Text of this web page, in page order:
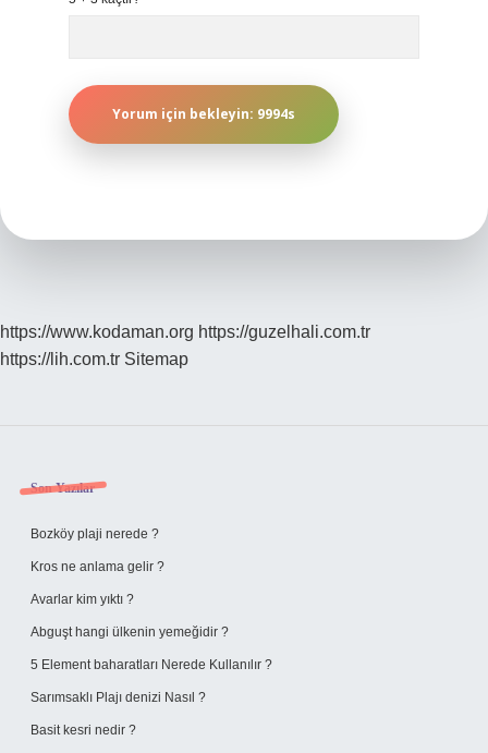
https://www.kodaman.org https://guzelhali.com.tr
https://lih.com.tr Sitemap
Sidebar
Son Yazılar
Bozköy plaji nerede ?
Kros ne anlama gelir ?
Avarlar kim yıktı ?
Abguşt hangi ülkenin yemeğidir ?
5 Element baharatları Nerede Kullanılır ?
Sarımsaklı Plajı denizi Nasıl ?
Basit kesri nedir ?